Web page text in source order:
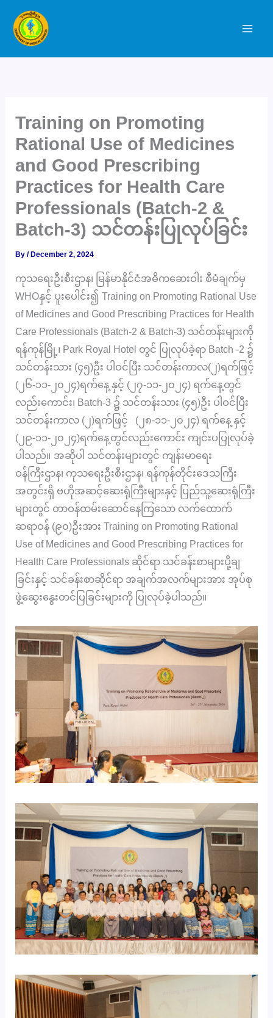
content
Training on Promoting
Rational Use of Medicines
and Good Prescribing
Practices for Health Care
Professionals (Batch-2 &
Batch-3) သင်တန်းပြုလုပ်ခြင်း
By/ December 2, 2024
ကုသရေးဦးစီးဌာန၊ မြန်မာနိုင်ငံအဓိကဆေးဝါး စီမံချက်မှ
WHOနှင့် ပူးပေါင်း၍ Training on Promoting Rational Use
of Medicines and Good Prescribing Practices for Health
Care Professionals (Batch-2 & Batch-3) သင်တန်းများကို
ရန်ကုန်မြို့၊ Park Royal Hotel တွင် ပြုလုပ်ခဲ့ရာ Batch -2 ၌
သင်တန်းသား (၄၅)ဦး ပါဝင်ပြီး သင်တန်းကာလ(၂)ရက်ဖြင့်
(၂၆-၁၁-၂၀၂၄)ရက်နေ့ နှင့် (၂၇-၁၁-၂၀၂၄) ရက်နေ့တွင်
လည်းကောင်း၊ Batch-3 ၌ သင်တန်းသား (၄၅)ဦး ပါဝင်ပြီး
သင်တန်းကာလ (၂)ရက်ဖြင့် (၂၈-၁၁-၂၀၂၄) ရက်နေ့ နှင့်
(၂၉-၁၁-၂၀၂၄)ရက်နေ့တွင်လည်းကောင်း ကျင်းပပြုလုပ်ခဲ့
ပါသည်။ အဆိုပါ သင်တန်းများတွင် ကျန်းမာရေး
ဝန်ကြီးဌာန၊ ကုသရေးဦးစီးဌာန၊ ရန်ကုန်တိုင်းဒေသကြီး
အတွင်းရှိ ဗဟိုအဆင့်ဆေးရုံကြီးများနှင့် ပြည်သူ့ဆေးရုံကြီး
များတွင် တာဝန်ထမ်းဆောင်နေကြသော လက်ထောက်
ဆရာဝန် (၉၀)ဦးအား Training on Promoting Rational
Use of Medicines and Good Prescribing Practices for
Health Care Professionals ဆိုင်ရာ သင်ခန်းစာများပို့ချ
ခြင်းနှင့် သင်ခန်းစာဆိုင်ရာ အချက်အလက်များအား အုပ်စု
ဖွဲ့ဆွေးနွေးတင်ပြခြင်းများကို ပြုလုပ်ခဲ့ပါသည်။